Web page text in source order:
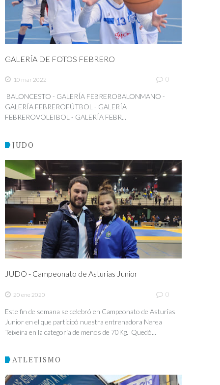
GALERÍA DE FOTOS FEBRERO
10 mar 2022 0
BALONCESTO - GALERÍA FEBREROBALONMANO -
GALERÍA FEBREROFÚTBOL - GALERÍA
FEBREROVOLEIBOL - GALERÍA FEBR...
JUDO
JUDO - Campeonato de Asturias Junior
20 ene 2020 0
Este fin de semana se celebró en Campeonato de Asturias
Junior en el que participó nuestra entrenadora Nerea
Teixeira en la categoría de menos de 70Kg. Quedó...
ATLETISMO